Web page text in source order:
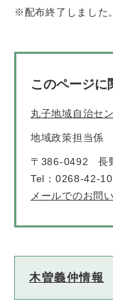
※配布終了しました。
このページに
丸子地域自治セ
地域政策担当係
〒386-0492
長
Tel：0268-42-
メールでのお問
木曽義仲情報